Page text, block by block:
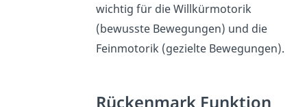
wichtig für die Willkürmotorik
(bewusste Bewegungen) und die
Feinmotorik (gezielte Bewegungen).
Rückenmark Funktion